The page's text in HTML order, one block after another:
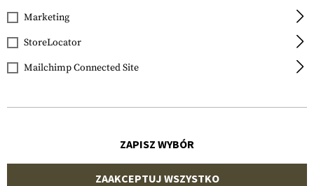
Marketing
StoreLocator
Mailchimp Connected Site
ZAPISZ WYBÓR
ZAAKCEPTUJ WSZYSTKO